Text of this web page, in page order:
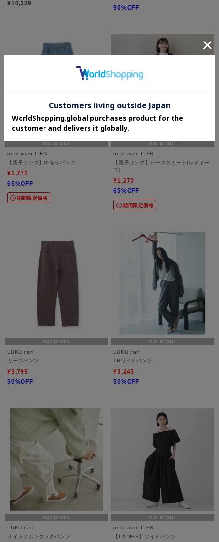
¥10,329
50%OFF
SOLD OUT
petit main LIEN
【親子リンク】ゆるっパンツ
¥1,771
65%OFF
期間限定価格
SOLD OUT
petit main LIEN
【親子リンク】レーススカート(レディー
ス)
¥1,270
65%OFF
期間限定価格
SOLD OUT
LUKU nari
カーブパンツ
¥3,795
50%OFF
SOLD OUT
LUKU nari
TRワイドパンツ
¥3,245
50%OFF
SOLD OUT
LUKU nari
サイドリボンタックパンツ
SOLD OUT
petit main LIEN
【LADIES】ワイドパンツ